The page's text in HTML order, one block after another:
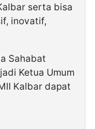
serta bisa
inovatif,
Sahabat
Ketua Umum
Kalbar dapat